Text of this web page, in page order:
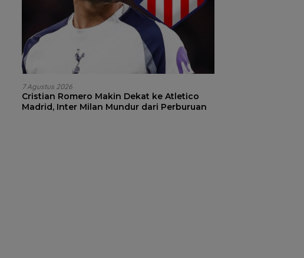
7 Agustus 2026
Cristian Romero Makin Dekat ke Atletico
Madrid, Inter Milan Mundur dari Perburuan